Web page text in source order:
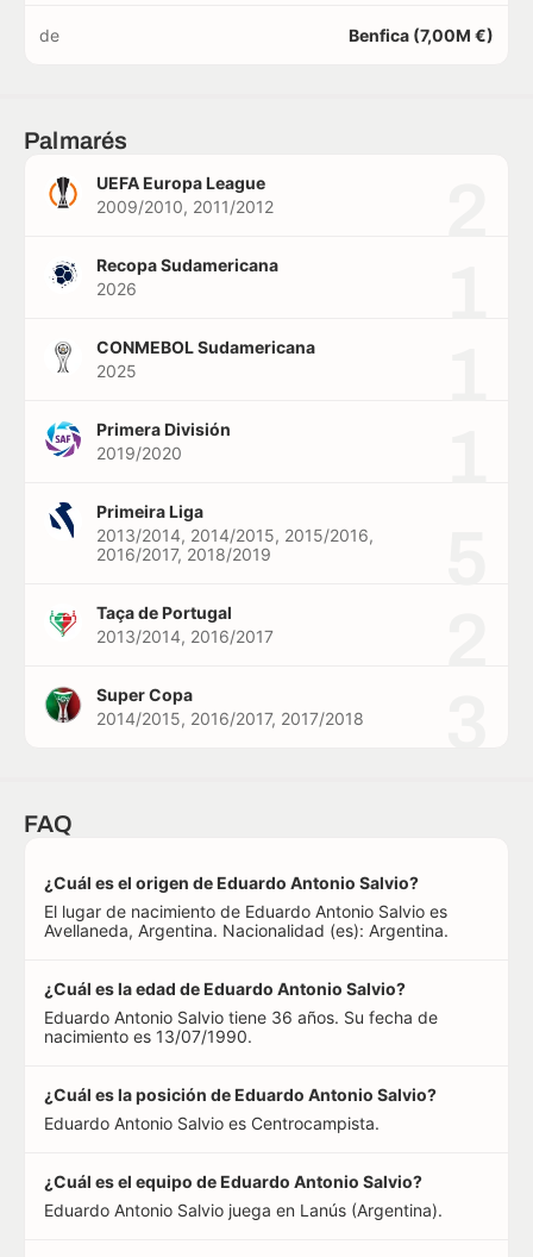
de Benfica (7,00M €)
Palmarés
UEFA Europa League
2009/2010, 2011/2012
Recopa Sudamericana
2026
CONMEBOL Sudamericana
2025
Primera División
2019/2020
Primeira Liga
2013/2014, 2014/2015, 2015/2016,
2016/2017, 2018/2019
Taça de Portugal
2013/2014, 2016/2017
Super Copa
2014/2015, 2016/2017, 2017/2018
FAQ
¿Cuál es el origen de Eduardo Antonio Salvio?
El lugar de nacimiento de Eduardo Antonio Salvio es
Avellaneda, Argentina. Nacionalidad (es): Argentina.
¿Cuál es la edad de Eduardo Antonio Salvio?
Eduardo Antonio Salvio tiene 36 años. Su fecha de
nacimiento es 13/07/1990.
¿Cuál es la posición de Eduardo Antonio Salvio?
Eduardo Antonio Salvio es Centrocampista.
¿Cuál es el equipo de Eduardo Antonio Salvio?
Eduardo Antonio Salvio juega en Lanús (Argentina).